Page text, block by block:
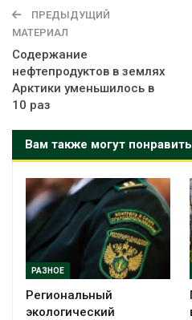
ПРЕДЫДУЩИЙ
МАТЕРИАЛ
Содержание
нефтепродуктов в землях
Арктики уменьшилось в
10 раз
Вам также могут
РАЗНОЕ
Региональный
экологический